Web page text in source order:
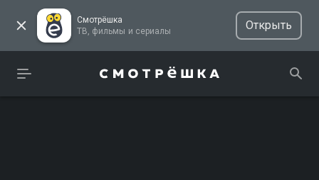
Смотрёшка
ТВ, фильмы и сериалы
Открыть